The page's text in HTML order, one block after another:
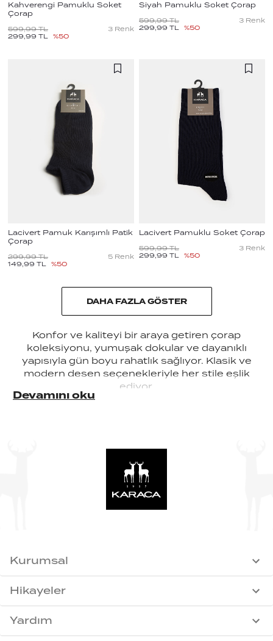
Kahverengi Pamuklu Soket
Çorap
599,99 TL
299,99 TL %50
3 Renk
Siyah Pamuklu Soket Çorap
599,99 TL
299,99 TL %50
3 Renk
Lacivert Pamuk Karışımlı Patik
Çorap
299,99 TL
149,99 TL %50
5 Renk
Lacivert Pamuklu Soket Çorap
599,99 TL
299,99 TL %50
3 Renk
DAHA FAZLA GÖSTER
Konfor ve kaliteyi bir araya getiren çorap
koleksiyonu, yumuşak dokular ve dayanıklı
yapısıyla gün boyu rahatlık sağlıyor. Klasik ve
modern desen seçenekleriyle her stile eşlik
ediyor.
Devamını oku
Kurumsal
Hikayeler
Yardım